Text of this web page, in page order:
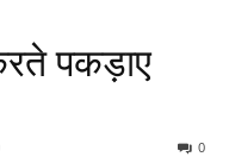
पकड़ाए
0